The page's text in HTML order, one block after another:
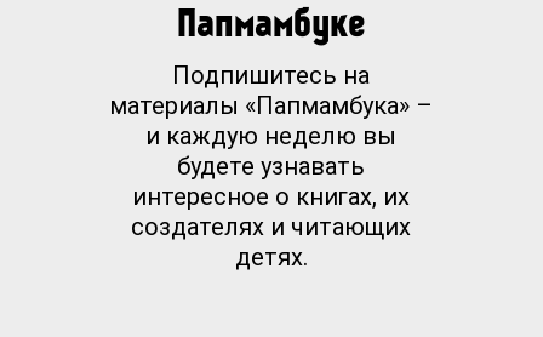
Папмамбуке
Подпишитесь на
материалы «Папмамбука» –
и каждую неделю вы
будете узнавать
интересное о книгах, их
создателях и читающих
детях.